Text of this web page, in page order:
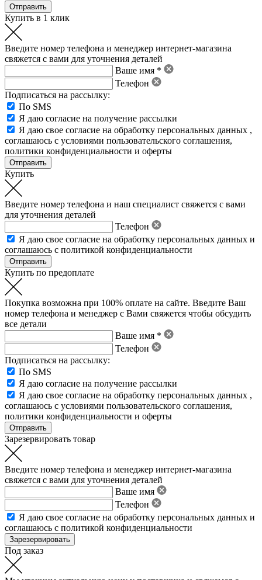
Купить в 1 клик
Введите номер телефона и менеджер интернет-магазина
свяжется с вами для уточнения деталей
Ваше имя *
Телефон
Подписаться на рассылку:
По SMS
Я даю согласие на получение рассылки
Я даю свое согласие на обработку персональных данных ,
соглашаюсь с условиями пользовательского соглашения,
политики конфиденциальности и оферты
Купить
Введите номер телефона и наш специалист свяжется с вами
для уточнения деталей
Телефон
Я даю свое согласие на обработку персональных данных и
соглашаюсь с политикой конфиденциальности
Купить по предоплате
Покупка возможна при 100% оплате на сайте. Введите Ваш
номер телефона и менеджер с Вами свяжется чтобы обсудить
все детали
Ваше имя *
Телефон
Подписаться на рассылку:
По SMS
Я даю согласие на получение рассылки
Я даю свое согласие на обработку персональных данных ,
соглашаюсь с условиями пользовательского соглашения,
политики конфиденциальности и оферты
Зарезервировать товар
Введите номер телефона и менеджер интернет-магазина
свяжется с вами для уточнения деталей
Ваше имя
Телефон
Я даю свое согласие на обработку персональных данных и
соглашаюсь с политикой конфиденциальности
Под заказ